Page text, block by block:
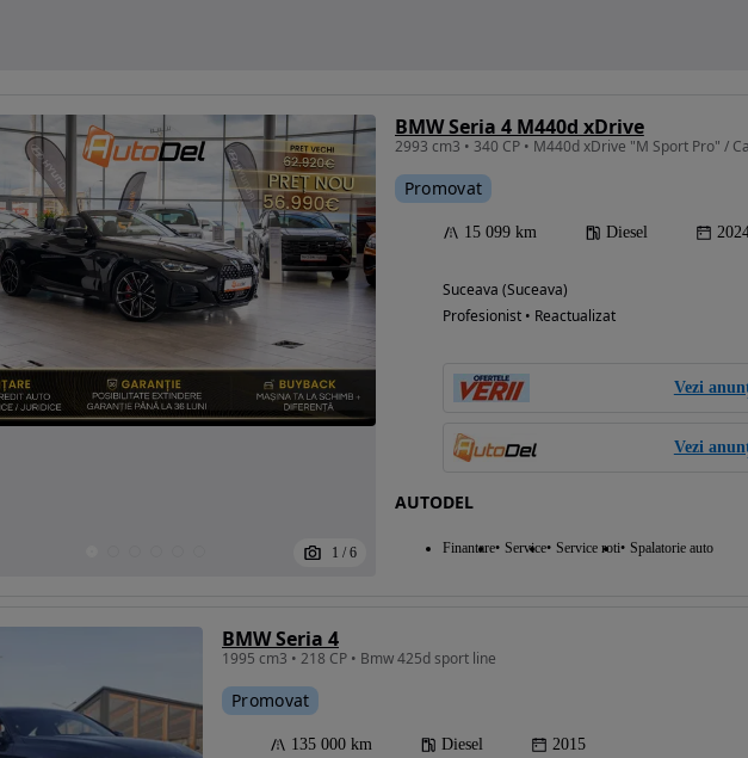
1 / 6
BMW Seria 4 M440d xDrive
Promovat
15 099 km Diesel
Suceava (Suceava)
Profesionist • Reactualizat
Vezi
Vezi
AUTODEL
Finantare Service Service roti Spalatorie auto
BMW Seria 4
1995 cm3 • 218 CP • Bmw 425d sport line
Promovat
135 000 km Diesel 2015